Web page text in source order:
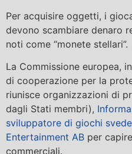
Per acquisire oggetti, i
devono scambiare denaro
noti come “monete stellari”.
La Commissione europea,
di cooperazione per la
riunisce organizzazioni di
dagli Stati membri),
sviluppatore di giochi
Entertainment AB per
commerciali.